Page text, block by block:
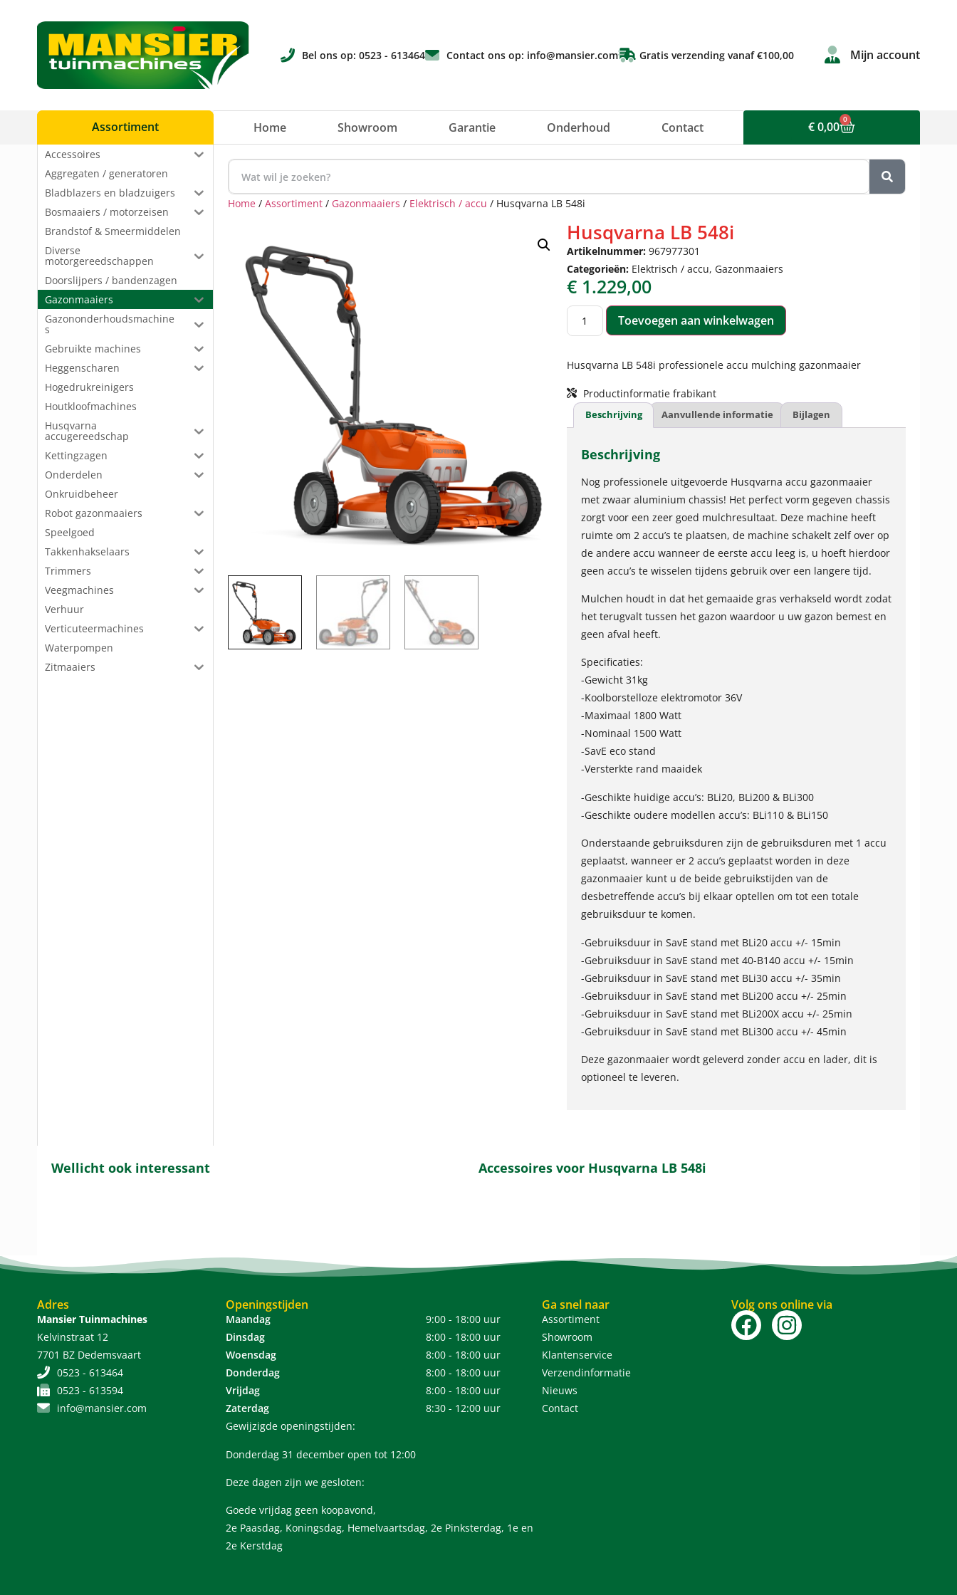
Bel ons op: 0523 - 613464 Contact ons op: info@mansier.com Gratis verzending vanaf €100,00 Mijn account
Assortiment Home Showroom Garantie Onderhoud Contact €0,00 0
Accessoires
Aggregaten / generatoren
Bladblazers en bladzuigers
Bosmaaiers / motorzeisen
Brandstof & Smeermiddelen
Diverse
motorgereedschappen
Doorslijpers / bandenzagen
Gazonmaaiers
Gazononderhoudsmachine
s
Gebruikte machines
Heggenscharen
Hogedrukreinigers
Houtkloofmachines
Husqvarna
accugereedschap
Kettingzagen
Onderdelen
Onkruidbeheer
Robot gazonmaaiers
Speelgoed
Takkenhakselaars
Trimmers
Veegmachines
Verhuur
Verticuteermachines
Waterpompen
Zitmaaiers
Home / Assortiment / Gazonmaaiers / Elektrisch / accu / Husqvarna LB 548i
Husqvarna LB 548i
Artikelnummer: 967977301
Categorieën: Elektrisch / accu, Gazonmaaiers
€ 1.229,00
Toevoegen aan winkelwagen
Husqvarna LB 548i professionele accu mulching gazonmaaier
Productinformatie frabikant
Beschrijving Aanvullende informatie Bijlagen
Beschrijving
Nog professionele uitgevoerde Husqvarna accu gazonmaaier
met zwaar aluminium chassis! Het perfect vorm gegeven chassis
zorgt voor een zeer goed mulchresultaat. Deze machine heeft
ruimte om 2 accu’s te plaatsen, de machine schakelt zelf over op
de andere accu wanneer de eerste accu leeg is, u hoeft hierdoor
geen accu’s te wisselen tijdens gebruik over een langere tijd.
Mulchen houdt in dat het gemaaide gras verhakseld wordt zodat
het terugvalt tussen het gazon waardoor u uw gazon bemest en
geen afval heeft.
Specificaties:
-Gewicht 31kg
-Koolborstelloze elektromotor 36V
-Maximaal 1800 Watt
-Nominaal 1500 Watt
-SavE eco stand
-Versterkte rand maaidek
-Geschikte huidige accu’s: BLi20, BLi200 & BLi300
-Geschikte oudere modellen accu’s: BLi110 & BLi150
Onderstaande gebruiksduren zijn de gebruiksduren met 1 accu
geplaatst, wanneer er 2 accu’s geplaatst worden in deze
gazonmaaier kunt u de beide gebruikstijden van de
desbetreffende accu’s bij elkaar optellen om tot een totale
gebruiksduur te komen.
-Gebruiksduur in SavE stand met BLi20 accu +/- 15min
-Gebruiksduur in SavE stand met 40-B140 accu +/- 15min
-Gebruiksduur in SavE stand met BLi30 accu +/- 35min
-Gebruiksduur in SavE stand met BLi200 accu +/- 25min
-Gebruiksduur in SavE stand met BLi200X accu +/- 25min
-Gebruiksduur in SavE stand met BLi300 accu +/- 45min
Deze gazonmaaier wordt geleverd zonder accu en lader, dit is
optioneel te leveren.
Wellicht ook interessant Accessoires voor Husqvarna LB 548i
Adres
Mansier Tuinmachines
Kelvinstraat 12
7701 BZ Dedemsvaart
0523 - 613464
0523 - 613594
info@mansier.com
Openingstijden
Maandag
9:00 - 18:00 uur
Dinsdag
8:00 - 18:00 uur
Woensdag
8:00 - 18:00 uur
Donderdag
8:00 - 18:00 uur
Vrijdag
8:00 - 18:00 uur
Zaterdag
8:30 - 12:00 uur
Gewijzigde openingstijden:
Donderdag 31 december open tot 12:00
Deze dagen zijn we gesloten:
Goede vrijdag geen koopavond,
2e Paasdag, Koningsdag, Hemelvaartsdag, 2e Pinksterdag, 1e en
2e Kerstdag
Ga snel naar
Assortiment
Showroom
Klantenservice
Verzendinformatie
Nieuws
Contact
Volg ons online via